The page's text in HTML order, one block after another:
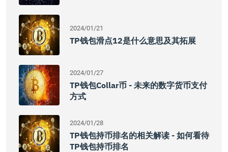
2024/01/21
TP钱包滑点12是什么意思及其拓展
2024/01/27
TP钱包Collar币 - 未来的数字货币支付
方式
2024/01/28
TP钱包持币排名的相关解读 - 如何看待
TP钱包持币排名